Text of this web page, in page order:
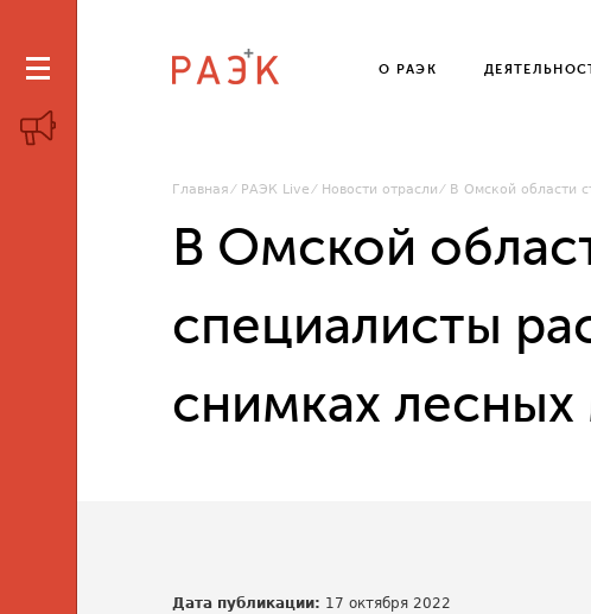
О РАЭК
Главная РАЭК Live Новости отрасли В Омской области
В Омской
специалисты
снимках лесных
Дата публикации: 17 октября 2022